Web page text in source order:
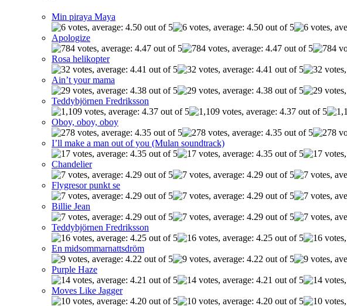
Min piraya Maya
Apologize
Rosa helikopter
Ain’t your mama
Teddybjörnen Fredriksson
Oboy, oboy, oboy
I’ll make a man out of you (Mulan soundtrack)
Chandelier
Flygresor punkt se
Billie Jean
Teddybjörnen Fredriksson
En midsommarnattsdröm
Purple Haze
Moves Like Jagger